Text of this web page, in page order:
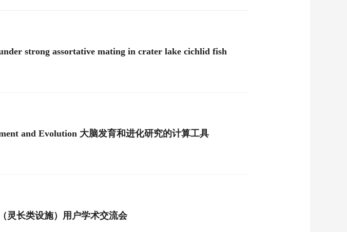
strong assortative mating in crater lake cichlid fish
and Evolution 大脑发育和进化研究的计算工具
灵长类设施）用户学术交流会